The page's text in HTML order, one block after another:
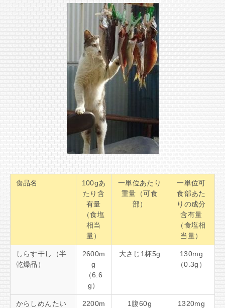
食品名
100gあ
たり含
有量
（食塩
相当
量）
一単位あたり
重量（可食
部）
一単位可
食部あた
りの成分
含有量
（食塩相
当量）
しらす干し（半
乾燥品）
2600m
g
（6.6
g）
大さじ1杯5g
130mg
（0.3g）
からしめんたい
2200m
1腹60g
1320mg